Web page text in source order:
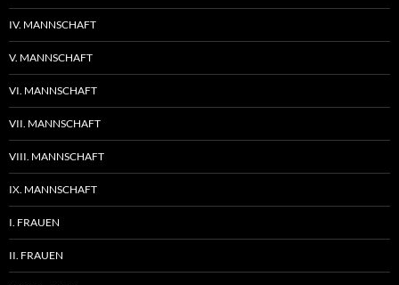
IV. MANNSCHAFT
V. MANNSCHAFT
VI. MANNSCHAFT
VII. MANNSCHAFT
VIII. MANNSCHAFT
IX. MANNSCHAFT
I. FRAUEN
II. FRAUEN